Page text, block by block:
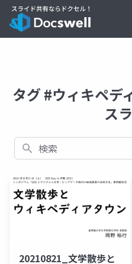
タグ #ウィキペデ
ス
検索
20210821_文学散歩と